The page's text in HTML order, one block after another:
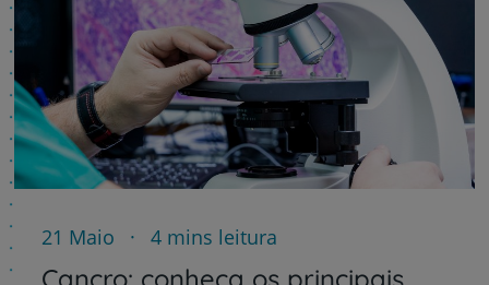
21 Maio 4 mins leitura
Cancro: conheça os principais